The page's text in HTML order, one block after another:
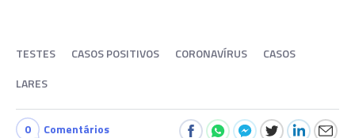
TESTES CASOS POSITIVOS CORONAVÍRUS
CASOS
LARES
0 Comentários